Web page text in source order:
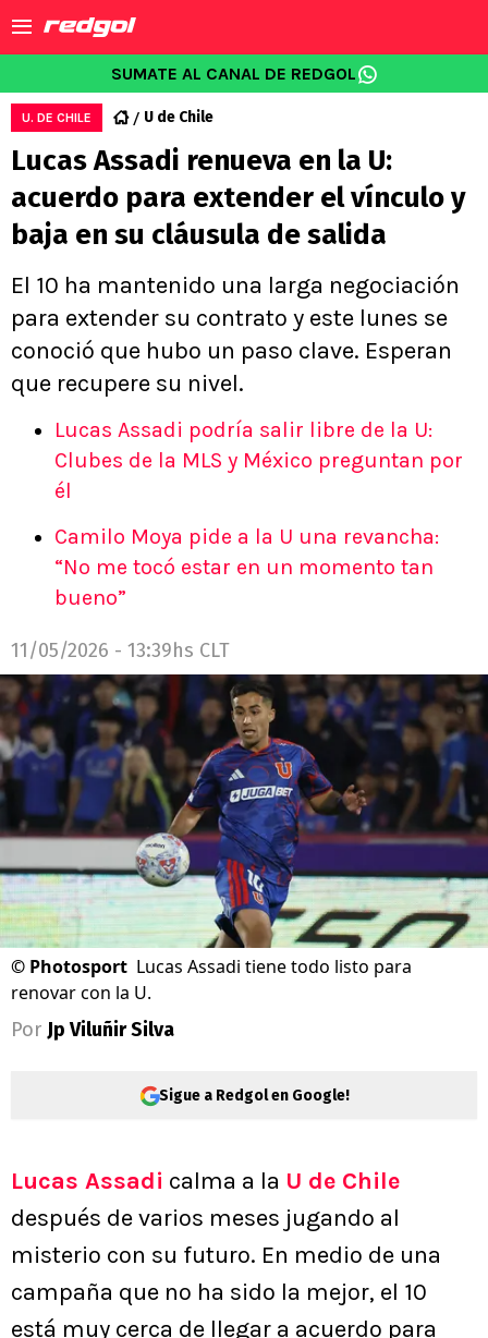
SUMATE AL CANAL DE REDGOL
U. DE CHILE U de Chile
Lucas Assadi renueva en la U:
acuerdo para extender el vínculo y
baja en su cláusula de salida
El 10 ha mantenido una larga negociación
para extender su contrato y este lunes se
conoció que hubo un paso clave. Esperan
que recupere su nivel.
Lucas Assadi podría salir libre de la U:
Clubes de la MLS y México preguntan por
él
Camilo Moya pide a la U una revancha:
“No me tocó estar en un momento tan
bueno”
11/05/2026 - 13:39hs CLT
© Photosport Lucas Assadi tiene todo listo para
renovar con la U.
Por Jp Viluñir Silva
Sigue a Redgol en Google!
Lucas Assadi calma a la U de Chile
después de varios meses jugando al
misterio con su futuro. En medio de una
campaña que no ha sido la mejor, el 10
está muy cerca de llegar a acuerdo para